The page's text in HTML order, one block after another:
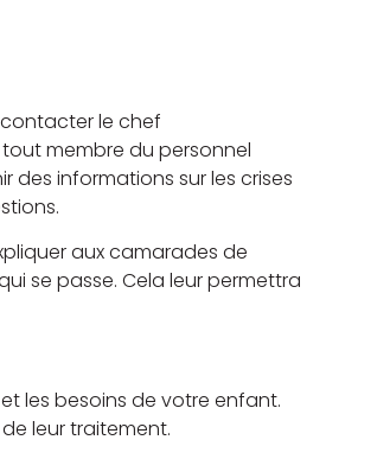
contacter le chef
membre du personnel
des informations sur les crises
aux camarades de
se passe. Cela leur permettra
les besoins de votre enfant.
leur traitement.